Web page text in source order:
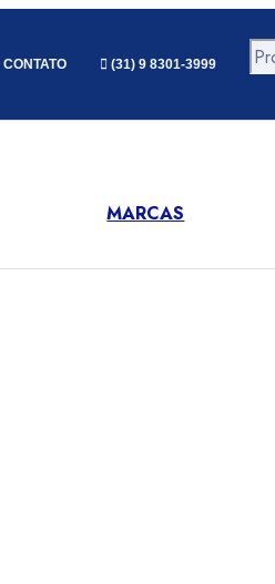
CONTATO (31) 9 8301-3999
MARCAS